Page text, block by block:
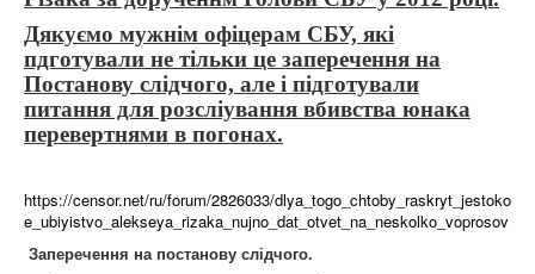
Дякуємо мужнім офіцерам СБУ, які
пдготували не тільки це заперечення на
Постанову слідчого, але і підготували
питання для розсліування вбивства юнака
перевертнями в погонах.
https://censor.net/ru/forum/2826033/dlya_togo_chtoby_raskryt_jestoko
e_ubiyistvo_alekseya_rizaka_nujno_dat_otvet_na_neskolko_voprosov
Заперечення на постанову слідчого.